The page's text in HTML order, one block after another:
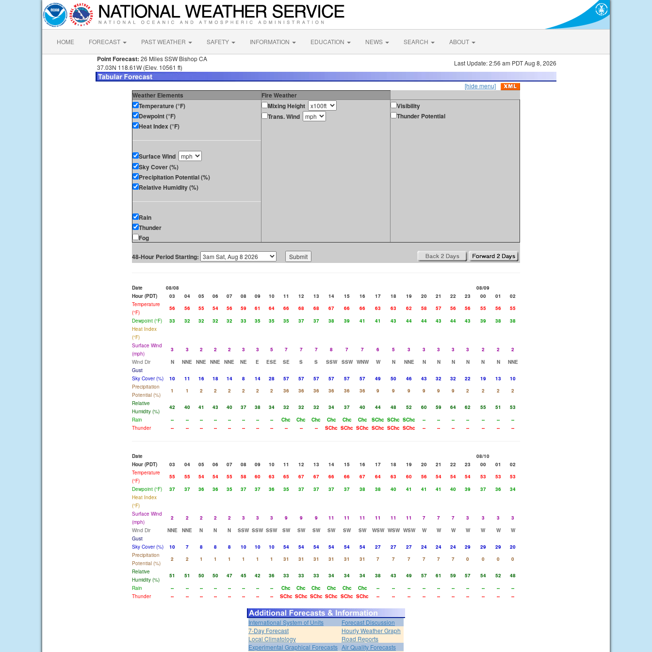
HOME FORECAST PAST WEATHER SAFETY INFORMATION EDUCATION NEWS SEARCH ABOUT
Point Forecast: 26 Miles SSW Bishop CA
37.03N 118.61W (Elev. 10561 ft)
Last Update: 2:56 am PDT Aug 8, 2026
[hide menu]
Weather Elements
Fire Weather
Temperature (°F)
Dewpoint (°F)
Heat Index (°F)
Surface Wind
Sky Cover (%)
Precipitation Potential (%)
Relative Humidity (%)
Rain
Thunder
Fog
Mixing Height
Trans. Wind
Visibility
Thunder Potential
48-Hour Period Starting:
Date 08/08
08/09
Hour (PDT)
03 04 05 06 07 08 09 10 11 12 13 14 15 16 17 18 19 20 21 22 23 00 01
02
Temperature
(°F)
56 56 55 54 56 59 61 64 66 68 68 67 66 66 63 63 62 58 57 56 56 55 56
55
Dewpoint (°F)
33 32 32 32 32 33 35 35 35 37 37 38 39 41 41 43 44 44 43 44 43 39 38
38
Heat Index
(°F)
Surface Wind
(mph)
3 3 2 2 2 3 3 5 7 7 7 8 7 7 6 5 3 3 3 3 3 2 2
2
Wind Dir
N NNE NNE NNE NNE NE E ESE SE S S SSW SSW WNW W N NNE N N N N N N
NNE
Gust
Sky Cover (%)
10 11 16 18 14 8 14 28 57 57 57 57 57 57 49 50 46 43 32 32 22 19 13
10
Precipitation
Potential (%)
1 1 2 2 2 2 2 2 36 36 36 36 36 36 9 9 9 9 9 9 2 2 2
2
Relative
Humidity (%)
42 40 41 43 40 37 38 34 32 32 32 34 37 40 44 48 52 60 59 64 62 55 51
53
Rain
-- -- -- -- -- -- -- -- Chc Chc Chc Chc Chc Chc SChc SChc SChc -- -- -- -- -- --
--
Thunder
-- -- -- -- -- -- -- -- -- -- -- SChc SChc SChc SChc SChc SChc -- -- -- -- -- -- --
Date
08/10
Hour (PDT)
03 04 05 06 07 08 09 10 11 12 13 14 15 16 17 18 19 20 21 22 23 00 01
02
Temperature
(°F)
55 55 54 54 55 58 60 63 65 67 67 66 66 67 64 63 60 56 54 54 54 53 53
53
Dewpoint (°F)
37 37 36 36 35 37 37 36 35 37 37 37 37 38 38 40 41 41 41 40 39 37 36
34
Heat Index
(°F)
Surface Wind
(mph)
2 2 2 2 2 3 3 3 9 9 9 11 11 11 11 11 11 7 7 7 3 3 3
3
Wind Dir
NNE NNE N N N SSW SSW SSW SW SW SW SW SW SW WSW WSW WSW W W W W W W
W
Gust
Sky Cover (%)
10 7 8 8 8 10 10 10 54 54 54 54 54 54 27 27 27 24 24 24 29 29 29
20
Precipitation
Potential (%)
2 2 1 1 1 1 1 1 31 31 31 31 31 31 7 7 7 7 7 7 0 0 0
0
Relative
Humidity (%)
51 51 50 50 47 45 42 36 33 33 33 34 34 34 38 43 49 57 61 59 57 54 52
48
Rain
-- -- -- -- -- -- -- -- Chc Chc Chc Chc Chc Chc -- -- -- -- -- -- -- -- --
--
Thunder
-- -- -- -- -- -- -- -- SChc SChc SChc SChc SChc SChc -- -- -- -- -- -- -- -- -- --
International System of Units
Forecast Discussion
7-Day Forecast
Hourly Weather Graph
Local Climatology
Road Reports
Experimental Graphical Forecasts Air Quality Forecasts